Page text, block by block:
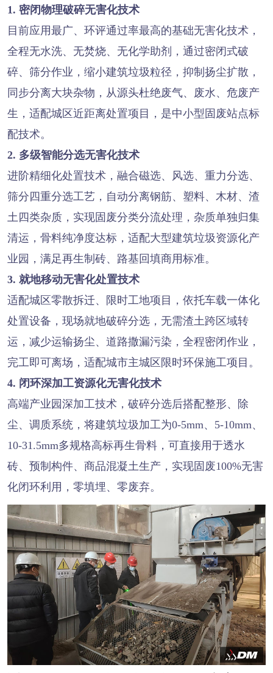
1. 密闭物理破碎无害化技术
目前应用最广、环评通过率最高的基础无害化技术，
全程无水洗、无焚烧、无化学助剂，通过密闭式破
碎、筛分作业，缩小建筑垃圾粒径，抑制扬尘扩散，
同步分离大块杂物，从源头杜绝废气、废水、危废产
生，适配城区近距离处置项目，是中小型固废站点标
配技术。
2. 多级智能分选无害化技术
进阶精细化处置技术，融合磁选、风选、重力分选、
筛分四重分选工艺，自动分离钢筋、塑料、木材、渣
土四类杂质，实现固废分类分流处理，杂质单独归集
清运，骨料纯净度达标，适配大型建筑垃圾资源化产
业园，满足再生制砖、路基回填商用标准。
3. 就地移动无害化处置技术
适配城区零散拆迁、限时工地项目，依托车载一体化
处置设备，现场就地破碎分选，无需渣土跨区域转
运，减少运输扬尘、道路撒漏污染，全程密闭作业，
完工即可离场，适配城市主城区限时环保施工项目。
4. 闭环深加工资源化无害化技术
高端产业园深加工技术，破碎分选后搭配整形、除
尘、调质系统，将建筑垃圾加工为0-5mm、5-10mm、
10-31.5mm多规格高标再生骨料，可直接用于透水
砖、预制构件、商品混凝土生产，实现固废100%无害
化闭环利用，零填埋、零废弃。